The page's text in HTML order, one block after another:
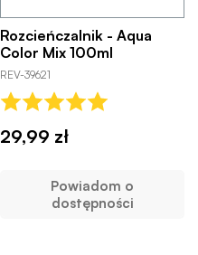
Rozcieńczalnik - Aqua
Color Mix 100ml
REV-39621
29,99 zł
Powiadom o
dostępności